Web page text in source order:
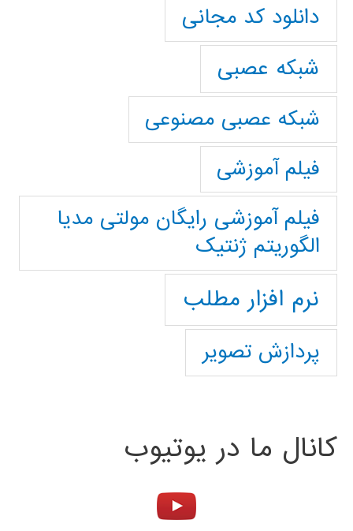
دانلود کد مجانی
شبکه عصبی
شبکه عصبی مصنوعی
فیلم آموزشی
فیلم آموزشی رایگان مولتی مدیا
الگوریتم ژنتیک
نرم افزار مطلب
پردازش تصویر
کانال ما در یوتیوب